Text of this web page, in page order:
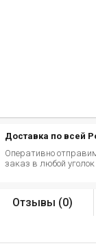
Доставка по всей
Оперативно
заказ в любой
Отзывы (0)